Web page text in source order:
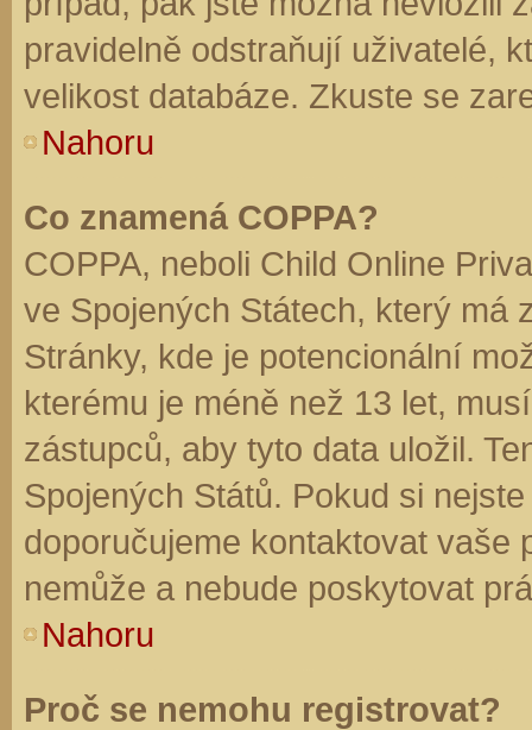
pravidelně odstraňují uživatelé,
velikost databáze. Zkuste se
Nahoru
Co znamená COPPA?
COPPA, neboli Child Online
ve Spojených Státech, který má
Stránky, kde je potencionální
kterému je méně než 13 let,
zástupců, aby tyto data uložil.
Spojených Států. Pokud si
doporučujeme kontaktovat vaše
nemůže a nebude poskytovat
Nahoru
Proč se nemohu registrovat?